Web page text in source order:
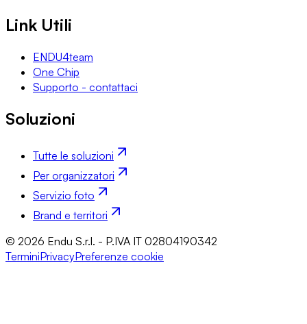
Link Utili
ENDU4team
One Chip
Supporto - contattaci
Soluzioni
Tutte le soluzioni
Per organizzatori
Servizio foto
Brand e territori
© 2026 Endu S.r.l. - P.IVA IT 02804190342
TerminiPrivacyPreferenze cookie